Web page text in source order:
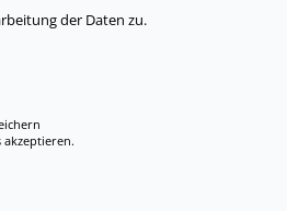
der Daten zu.